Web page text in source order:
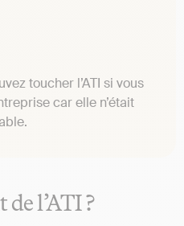
toucher l’ATI si vous
car elle n’était
l’ATI ?